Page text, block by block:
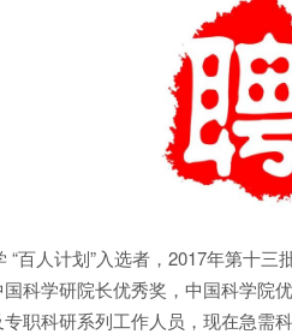
百人计划”入选者，2017年第十
科学研院长优秀奖，中国科学院
职科研系列工作人员，现在急需